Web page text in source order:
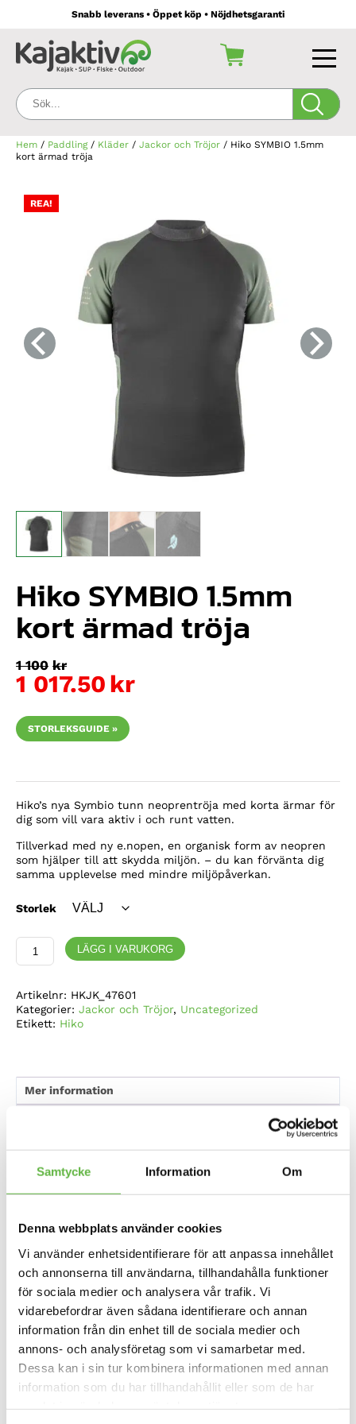
Samtycke Information Om
Denna webbplats använder cookies
Vi använder enhetsidentifierare för att anpassa innehållet
och annonserna till användarna, tillhandahålla funktioner
för sociala medier och analysera vår trafik. Vi
vidarebefordrar även sådana identifierare och annan
information från din enhet till de sociala medier och
annons- och analysföretag som vi samarbetar med.
Dessa kan i sin tur kombinera informationen med annan
information som du har tillhandahållit eller som de har
Snabb leverans • Öppet köp • Nöjdhetsgaranti
Sök:
Hem / Paddling/ Kläder / Jackor och Tröjor / Hiko SYMBIO 1.5mm
kort ärmad tröja
REA!
Hiko SYMBIO 1.5mm
kort ärmad tröja
1 100 kr
1 017.50 kr
STORLEKSGUIDE »
Hiko’s nya Symbio tunn neoprentröja med korta ärmar för
dig som vill vara aktiv i och runt vatten.
Tillverkad med ny e.nopen, en organisk form av neopren
som hjälper till att skydda miljön. – du kan förvänta dig
samma upplevelse med mindre miljöpåverkan.
Storlek
Hiko
SYMBIO
ärmad
tröja
mängd
LÄGG I VARUKORG
Artikelnr: HKJK_47601
Kategorier: Jackor och Tröjor, Uncategorized
Etikett: Hiko
Mer information
Tack vare kombinationen av tre olika typer av
neopren uppnår denna neopren t-shirt en perfekt
Fram- och bakpanelerna är tillverkade av ett 1,5 mm
flexibelt neopren som ger värme och komfort.
Sidopaneler, axlar och ärmar är gjorda av en tunn
och mycket elastisk 0,5 mm neopren med utmärkt
andningsförmåga.
Armhålorna och nackbandet är tillverkade av en
mycket bekväm Lycra som har en fleeceinsida för
extra komfort och har utmärkta fukttransporterande
egenskaper.
Material:
SilkSpan 0.5mm Sigma: Ärmar
DuoBase 1.5 mm Alpha: Fram- och bakpaneler
REA!